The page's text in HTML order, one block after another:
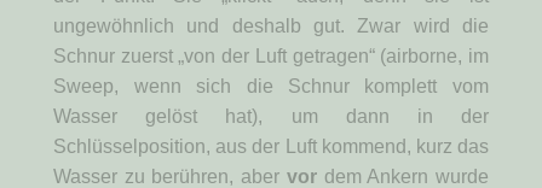
ungewöhnlich und deshalb gut. Zwar wird die
Schnur zuerst „von der Luft getragen“ (airborne, im
Sweep, wenn sich die Schnur komplett vom
Wasser gelöst hat), um dann in der
Schlüsselposition, aus der Luft kommend, kurz das
Wasser zu berühren, aber vor dem Ankern wurde